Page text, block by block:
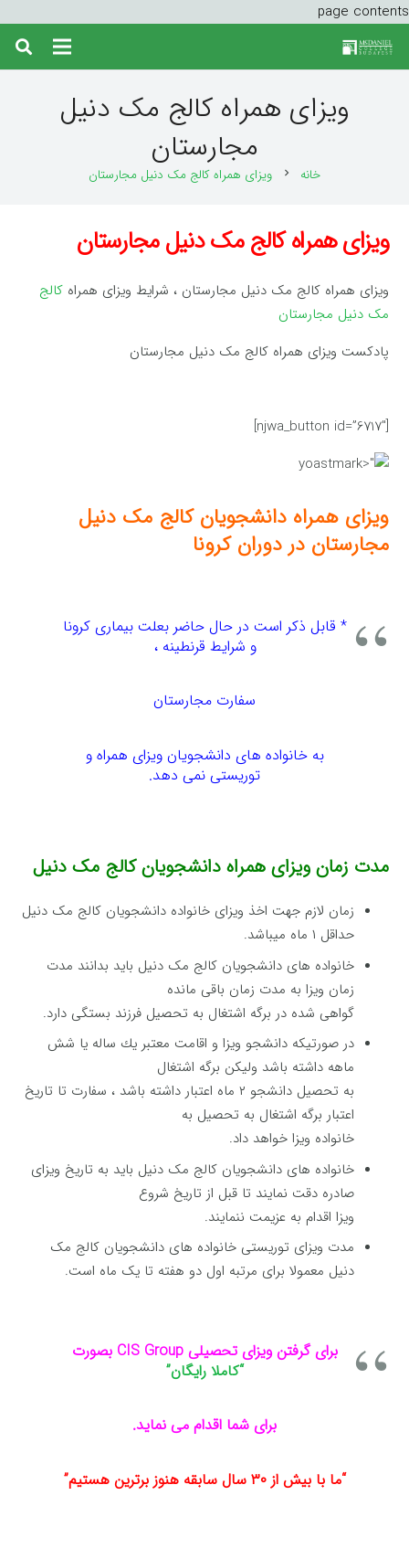
page contents
ویزای همراه کالج مک دنیل
مجارستان
خانه chevron_right ویزای همراه کالج مک دنیل مجارستان
ویزای همراه کالج مک دنیل مجارستان
ویزای همراه کالج مک دنیل مجارستان ، شرایط ویزای همراهکالج
مک دنیل مجارستان
پادکست ویزای همراه کالج مک دنیل مجارستان
[njwa_button id=”6717″]
ویزای همراه دانشجویان کالج مک دنیل
مجارستان در دوران کرونا
* قابل ذکر است در حال حاضر بعلت بیماری کرونا
و شرایط قرنطینه ،
سفارت مجارستان
به خانواده های دانشجویان ویزای همراه و
توریستی نمی دهد.
مدت زمان ویزای همراه دانشجویان کالج مک دنیل
زمان لازم جهت اخذ ویزای خانواده دانشجویان کالج مک دنیل
حداقل ۱ ماه میباشد.
خانواده های دانشجویان کالج مک دنیل باید بدانند مدت
زمان ویزا به مدت زمان باقی مانده
گواهی شده در برگه اشتغال به تحصیل فرزند بستگی دارد.
در صورتیكه دانشجو ویزا و اقامت معتبر یك ساله یا شش
ماهه داشته باشد ولیکن برگه اشتغال
به تحصیل دانشجو ۲ ماه اعتبار داشته باشد ، سفارت تا تاریخ
اعتبار برگه اشتغال به تحصیل به
خانواده ویزا خواهد داد.
خانواده های دانشجویان کالج مک دنیل باید به تاریخ ویزای
صادره دقت نمایند تا قبل از تاریخ شروع
ویزا اقدام به عزیمت ننمایند.
مدت ویزای توریستی خانواده های دانشجویان کالج مک
دنیل معمولا برای مرتبه اول دو هفته تا یک ماه است.
برای گرفتن ویزای تحصیلی CIS Group بصورت
“کاملا رایگان”
برای شما اقدام می نماید.
“ما با بیش از ۳۰ سال سابقه هنوز برترین هستیم”